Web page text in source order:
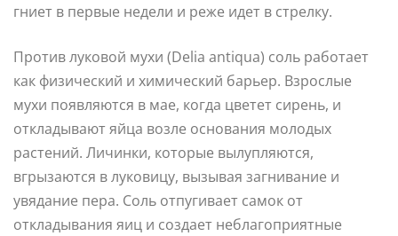
гниет в первые недели и реже идет в стрелку.
Против луковой мухи (Delia antiqua) соль работает
как физический и химический барьер. Взрослые
мухи появляются в мае, когда цветет сирень, и
откладывают яйца возле основания молодых
растений. Личинки, которые вылупляются,
вгрызаются в луковицу, вызывая загнивание и
увядание пера. Соль отпугивает самок от
откладывания яиц и создает неблагоприятные